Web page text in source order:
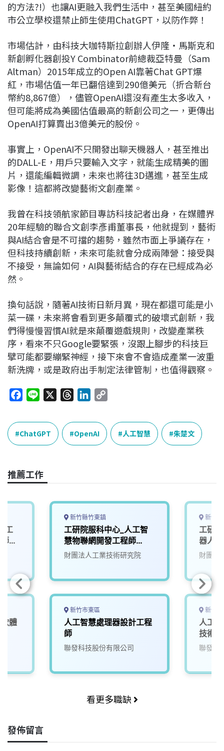
的方法?!）也讓AI更融入我們生活中，甚至美國紐約
市公立學校還禁止師生使用ChatGPT，以防作弊！
市場估計，由科技大咖特斯拉創辦人伊隆‧馬斯克和
新創孵化器創投Y Combinator前總裁亞特曼（Sam
Altman）2015年成立的Open AI靠著Chat GPT爆
紅，市場估值一年已翻倍達到290億美元（折合新台
幣約8,867億），儘管OpenAI還沒有產生太多收入，
但可能將成為美國估值最高的新創公司之一，更傳出
OpenAI打算賣出3億美元的股份。
事實上，OpenAI不只開發出聊天機器人，甚至推出
的DALL-E，用戶只要輸入文字，就能生成精美的圖
片，還能編輯微調，未來也將往3D邁進，甚至生成
影像！這都將改變藝術文創產業。
我曾在科技領航家節目專訪科技記者出身，在媒體界
20年經驗的聯合文創李彥甫董事長，他就提到，藝術
與AI結合會是不可擋的趨勢，雖然市面上爭議存在，
但科技持續創新，未來可能就會分成兩陣營：接受與
不接受，無論如何，AI與藝術結合的存在已經成為必
然。
換句話說，隨著AI技術日新月異，現在都還可能是小
菜一碟，未來將會看到更多顛覆式的破壞式創新，我
們得慢慢習慣AI就是來顛覆遊戲規則，改變產業秩
序，看來不只Google要緊張，沒跟上腳步的科技巨
擘可能都要繃緊神經，接下來會不會造成產業一波重
新洗牌，或是政府出手制定法律管制，也值得觀察。
c
e
b
o
k
n
e
r
e
a
n
k
e
n
y
k
ChatGPT OpenAI 人工智慧 朱楚文
推薦工作
工
體
新竹縣竹東鎮
工研院服科中心_人工智
慧物聯網開發工程師
(S300)
財團法人工業技術研究院
新竹市東區
人工智慧處理器設計工程
師
聯發科技股份有限公司
新竹
工研
器人
財團法
新竹
人工
技術
聯發科
看更多職缺
發佈留言